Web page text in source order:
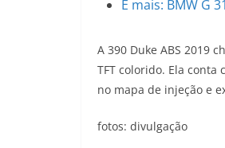
E mais: BMW G
A 390 Duke ABS 2019
TFT colorido. Ela
no mapa de injeção e
fotos: divulgação